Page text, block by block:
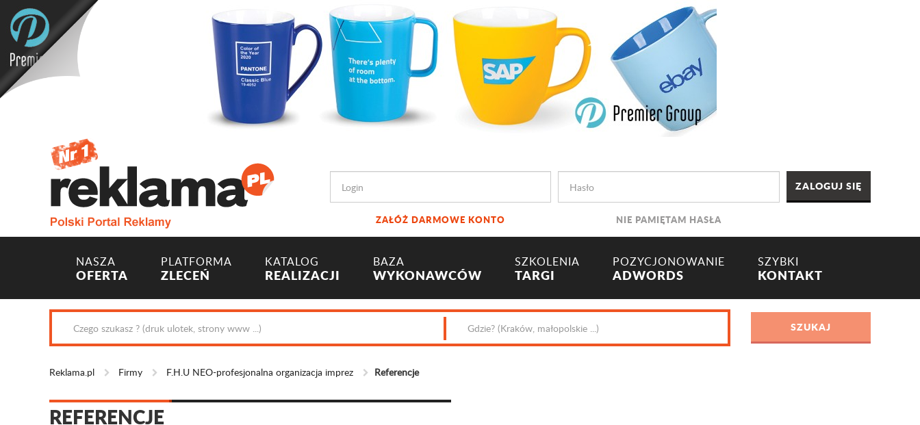
ZAŁÓŻ DARMOWE KONTO NIE PAMIĘTAM HASŁA
NASZA
OFERTA
PLATFORMA
ZLECEŃ
KATALOG
REALIZACJI
BAZA
WYKONAWCÓW
SZKOLENIA
TARGI
POZYCJONOWANIE
ADWORDS
SZYBKI
KONTAKT
Reklama.pl Firmy F.H.U NEO-profesjonalna organizacja imprez Referencje
REFERENCJE